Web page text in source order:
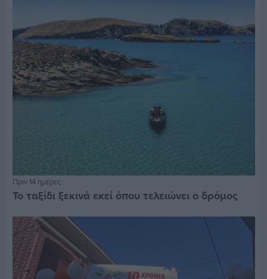
Πριν 14 ημέρες
Το ταξίδι ξεκινά εκεί όπου τελειώνει ο δρόμος